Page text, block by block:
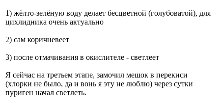
1) жёлто-зелёную воду делает бесцветной (голубоватой), для
цихлидника очень актуально
2) сам коричневеет
3) после отмачивания в окислителе - светлеет
Я сейчас на третьем этапе, замочил мешок в перекиси
(хлорки не было, да и вонь я эту не люблю) через сутки
пуриген начал светлеть.